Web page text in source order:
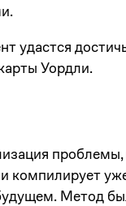
удастся
Уордли.
компилирует
Метод